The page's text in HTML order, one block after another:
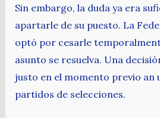
Sin embargo, la duda ya era
apartarle de su puesto. La
optó por cesarle
asunto se resuelva. Una
justo en el momento previo an
partidos de selecciones.